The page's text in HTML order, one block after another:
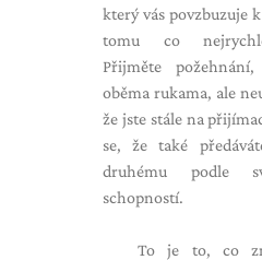
který vás povzbuzuje
tomu co
Přijměte
oběma rukama, ale
že jste stále na
se, že také
druhému podle
schopností.
To je to, co